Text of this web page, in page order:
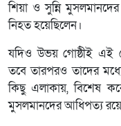
শিয়া ও সুন্নি
নিহত হয়েছিলেন।
যদিও উভয় গোষ্ঠীই এই
তবে তারপরও তাদের
কিছু এলাকায়, বিশেষ
মুসলমানদের আধিপত্য